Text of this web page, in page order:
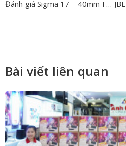
Đánh giá Sigma 17 – 40mm F/1.8 DC Art – Ống kính dành cho máy ảnh APS-C tốt nhất của năm 2025
Bài viết liên quan